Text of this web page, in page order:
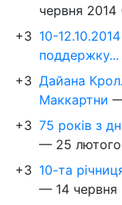
червня 2014
+3 10-
поддержку...
+3 Дайана
Маккартни
+3 75 років з
— 25
+3 10-та
— 14 червня